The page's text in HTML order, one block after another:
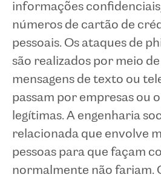
informações
números de cartão de
pessoais. Os ataques de
são realizados por meio
mensagens de texto ou
passam por empresas ou
legítimas. A engenharia
relacionada que envolve
pessoas para que façam
normalmente não fariam.